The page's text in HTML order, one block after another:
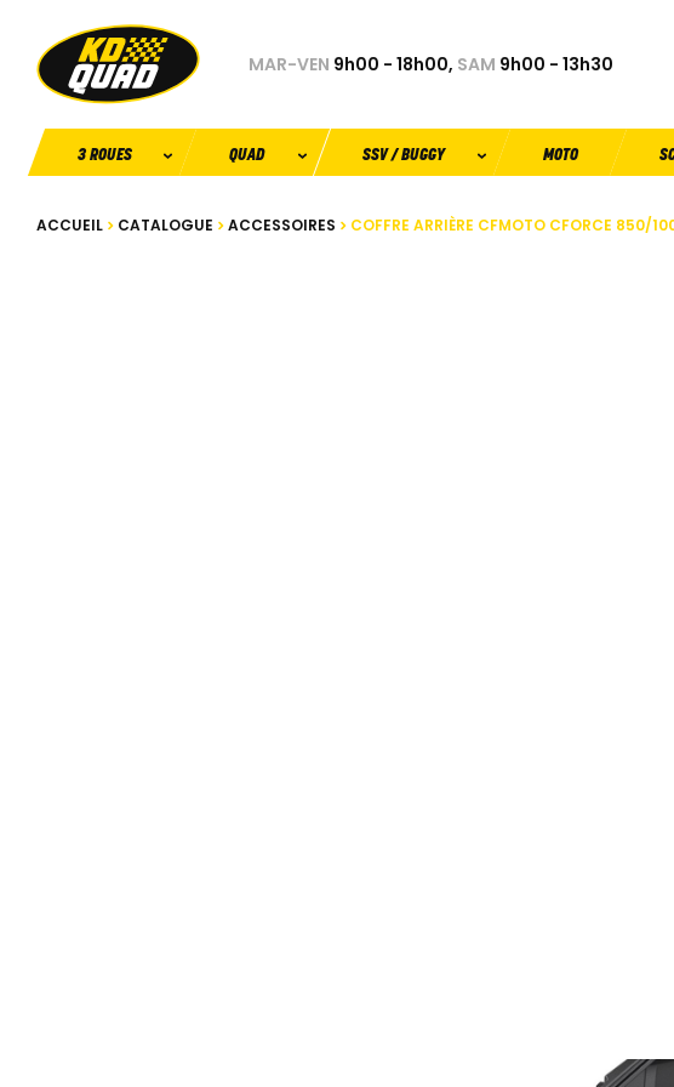
MAR-VEN 9h00 - 18h00, SAM 9h00 - 13h30
3 ROUES QUAD SSV / BUGGY MOTO
ACCUEIL CATALOGUE ACCESSOIRES COFFRE ARRIÈRE CFMOTO CFORCE 850/